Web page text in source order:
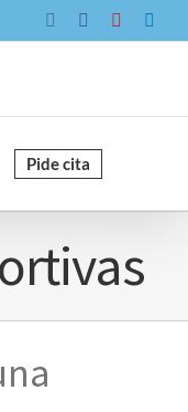
InstagramFacebookYouTube
Pide cita